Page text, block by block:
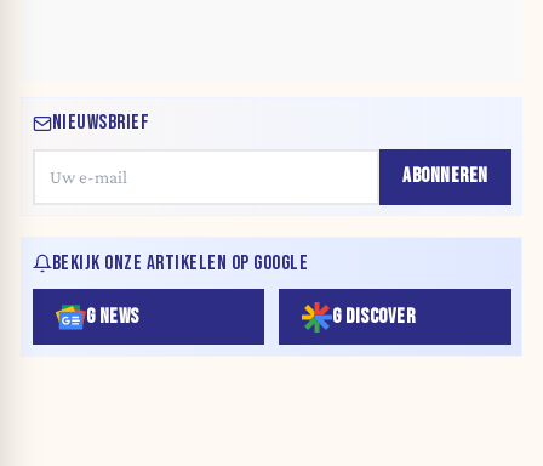
NIEUWSBRIEF
ABONNEREN
BEKIJK ONZE ARTIKELEN OP GOOGLE
G NEWS G DISCOVER